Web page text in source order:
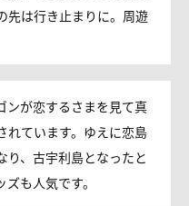
先は行き止まりに。周遊
ンが恋するさまを見て真
れています。ゆえに恋島
り、古宇利島となったと
も人気です。